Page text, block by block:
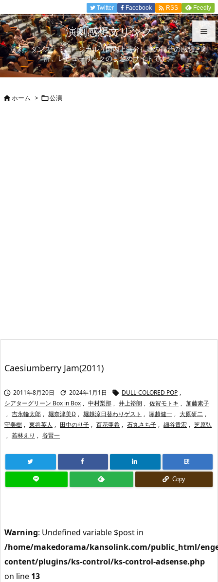


メニュ

Twitter Facebook  RSS Feedly
演劇感想文リンク
演劇、ダンス、ミュージカル（国内上演分）等の舞台の感想、劇
評、レビューリンクのまとめサイトです。
ホーム > 公演
Caesiumberry Jam(2011)
 2011年8月20日  2024年1月1日  DULL-COLORED POP ,
シアターグリーン Box in Box , 中村梨那 , 井上裕朗 , 佐賀モトキ , 加藤素子
, 吉永輪太郎 , 堀奈津美D , 堀越涼日替わりゲスト , 塚越健一 , 大原研二 ,
守美樹 , 東谷英人 , 田中のり子 , 百花亜希 , 石丸さち子 , 細谷貴宏 , 芝原弘
, 若林えり , 谷賢一
B!
Copy
Warning: Undefined variable $post in
/home/makedorama/kansolink.com/public_html/
content/plugins/ks-control/ks-control-adsense.php
on line 13